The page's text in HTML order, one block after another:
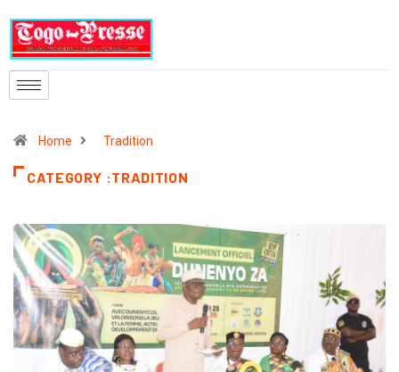
Home Tradition
CATEGORY :TRADITION